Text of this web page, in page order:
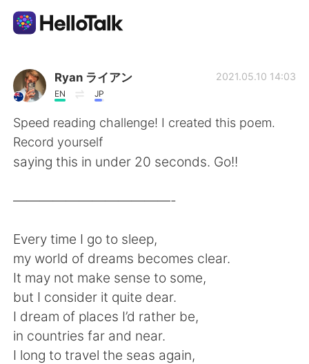
Приложение для Языкового Обмена
AI Grammar Checker
Русский
繁體中文 Español
العربية Français
Deutsch 日本語
한국어
Ryan ライアン
EN JP
2021.05.10 14:03
Speed reading challenge! I created this poem.
Record yourself
saying this in under 20 seconds. Go!!
————————————-
Every time I go to sleep,
my world of dreams becomes clear.
It may not make sense to some,
but I consider it quite dear.
I dream of places I’d rather be,
in countries far and near.
I long to travel the seas again,